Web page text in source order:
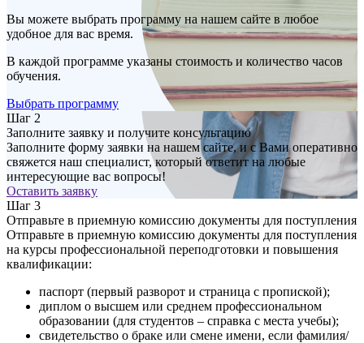
Вы можете выбрать программу на нашем сайте в любое
удобное для вас время.
В каждой программе указаны стоимость и количество часов
обучения.
Выбрать программу
Шаг 2
Заполните заявку и получите консультацию
Заполните форму заявки на нашем сайте, и с Вами оперативно
свяжется наш специалист, который ответит на любые
интересующие вас вопросы!
Оставить заявку
Шаг 3
Отправьте в приемную комиссию документы для поступления
Отправьте в приемную комиссию документы для поступления
на курсы профессиональной переподготовки и повышения
квалификации:
паспорт (первый разворот и страница с пропиской);
диплом о высшем или среднем профессиональном
образовании (для студентов – справка с места учебы);
свидетельство о браке или смене имени, если фамилия/